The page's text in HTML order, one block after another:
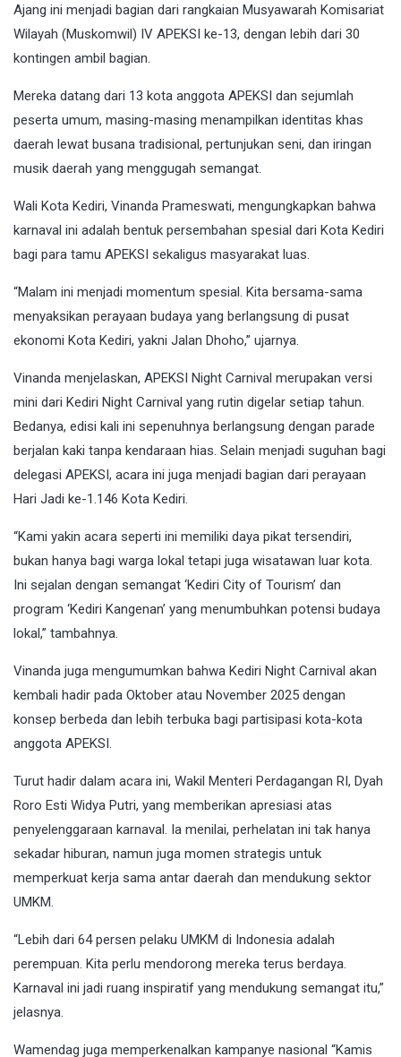
Ajang ini menjadi bagian dari rangkaian Musyawarah Komisariat
Wilayah (Muskomwil) IV APEKSI ke-13, dengan lebih dari 30
kontingen ambil bagian.
Mereka datang dari 13 kota anggota APEKSI dan sejumlah
peserta umum, masing-masing menampilkan identitas khas
daerah lewat busana tradisional, pertunjukan seni, dan iringan
musik daerah yang menggugah semangat.
Wali Kota Kediri, Vinanda Prameswati, mengungkapkan bahwa
karnaval ini adalah bentuk persembahan spesial dari Kota Kediri
bagi para tamu APEKSI sekaligus masyarakat luas.
“Malam ini menjadi momentum spesial. Kita bersama-sama
menyaksikan perayaan budaya yang berlangsung di pusat
ekonomi Kota Kediri, yakni Jalan Dhoho,” ujarnya.
Vinanda menjelaskan, APEKSI Night Carnival merupakan versi
mini dari Kediri Night Carnival yang rutin digelar setiap tahun.
Bedanya, edisi kali ini sepenuhnya berlangsung dengan parade
berjalan kaki tanpa kendaraan hias. Selain menjadi suguhan bagi
delegasi APEKSI, acara ini juga menjadi bagian dari perayaan
Hari Jadi ke-1.146 Kota Kediri.
“Kami yakin acara seperti ini memiliki daya pikat tersendiri,
bukan hanya bagi warga lokal tetapi juga wisatawan luar kota.
Ini sejalan dengan semangat ‘Kediri City of Tourism’ dan
program ‘Kediri Kangenan’ yang menumbuhkan potensi budaya
lokal,” tambahnya.
Vinanda juga mengumumkan bahwa Kediri Night Carnival akan
kembali hadir pada Oktober atau November 2025 dengan
konsep berbeda dan lebih terbuka bagi partisipasi kota-kota
anggota APEKSI.
Turut hadir dalam acara ini, Wakil Menteri Perdagangan RI, Dyah
Roro Esti Widya Putri, yang memberikan apresiasi atas
penyelenggaraan karnaval. Ia menilai, perhelatan ini tak hanya
sekadar hiburan, namun juga momen strategis untuk
memperkuat kerja sama antar daerah dan mendukung sektor
UMKM.
“Lebih dari 64 persen pelaku UMKM di Indonesia adalah
perempuan. Kita perlu mendorong mereka terus berdaya.
Karnaval ini jadi ruang inspiratif yang mendukung semangat itu,”
jelasnya.
Wamendag juga memperkenalkan kampanye nasional “Kamis